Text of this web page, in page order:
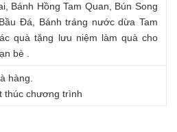
Bánh Hồng Tam Quan, Bún Song
Đá, Bánh tráng nước dừa Tam
quà tặng lưu niệm làm quà cho
bè .
hàng.
thúc chương trình